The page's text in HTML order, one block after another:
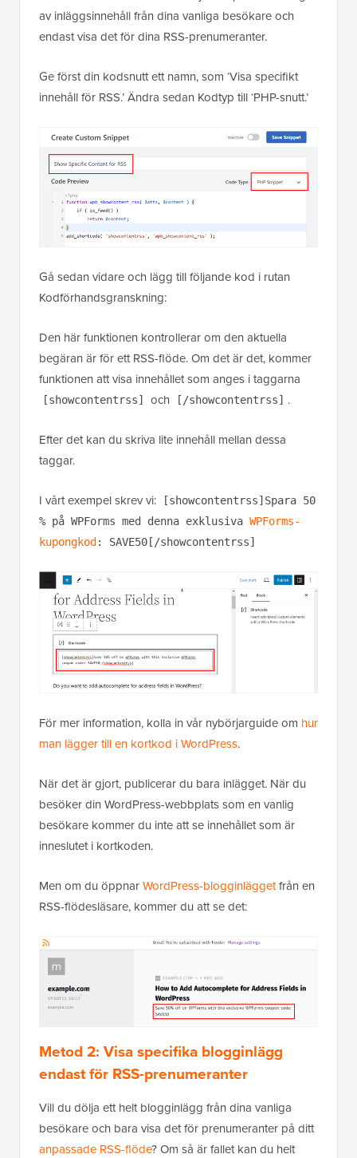
av inläggsinnehåll från dina vanliga besökare och
endast visa det för dina RSS-prenumeranter.
Ge först din kodsnutt ett namn, som ‘Visa specifikt
innehåll för RSS.’ Ändra sedan Kodtyp till ‘PHP-snutt.’
Gå sedan vidare och lägg till följande kod i rutan
Kodförhandsgranskning:
Den här funktionen kontrollerar om den aktuella
begäran är för ett RSS-flöde. Om det är det, kommer
funktionen att visa innehållet som anges i taggarna
[showcontentrss] och [/showcontentrss] .
Efter det kan du skriva lite innehåll mellan dessa
taggar.
I vårt exempel skrev vi:
[showcontentrss]Spara 50
% på WPForms med denna exklusiva WPForms-
kupongkod : SAVE50[/showcontentrss]
För mer information, kolla in vår nybörjarguide om hur
man lägger till en kortkod i WordPress.
När det är gjort, publicerar du bara inlägget. När du
besöker din WordPress-webbplats som en vanlig
besökare kommer du inte att se innehållet som är
inneslutet i kortkoden.
Men om du öppnarWordPress-blogginläggetfrån en
RSS-flödesläsare, kommer du att se det:
Metod 2: Visa specifika blogginlägg
endast för RSS-prenumeranter
Vill du dölja ett helt blogginlägg från dina vanliga
besökare och bara visa det för prenumeranter på ditt
anpassade RSS-flöde? Om så är fallet kan du helt